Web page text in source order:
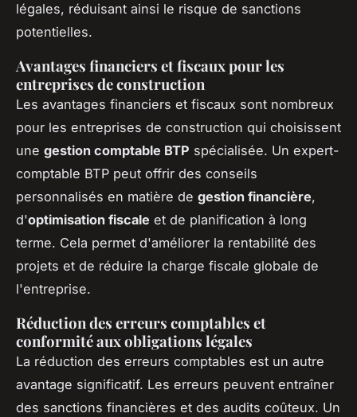
légales, réduisant ainsi le risque de sanctions
potentielles.
Avantages financiers et fiscaux pour les
entreprises de construction
Les avantages financiers et fiscaux sont nombreux
pour les entreprises de construction qui choisissent
une gestion comptable BTP spécialisée. Un expert-
comptable BTP peut offrir des conseils
personnalisés en matière de gestion financière,
d'optimisation fiscale et de planification à long
terme. Cela permet d'améliorer la rentabilité des
projets et de réduire la charge fiscale globale de
l'entreprise.
Réduction des erreurs comptables et
conformité aux obligations légales
La réduction des erreurs comptables est un autre
avantage significatif. Les erreurs peuvent entraîner
des sanctions financières et des audits coûteux. Un